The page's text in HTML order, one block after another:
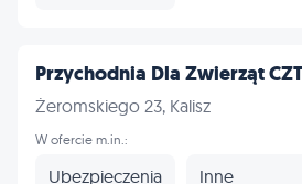
Przychodnia Dla Zwierząt
Żeromskiego 23, Kalisz
W ofercie m.in.:
Ubezpieczenia Inne